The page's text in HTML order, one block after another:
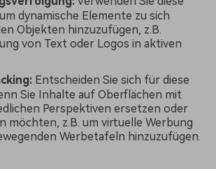
dynamische Elemente zu sich
Objekten hinzuzufügen, z.B.
von Text oder Logos in aktiven
Entscheiden Sie sich für diese
Sie Inhalte auf Oberflächen mit
Perspektiven ersetzen oder
möchten, z.B. um virtuelle Werbung
Werbetafeln hinzuzufügen.